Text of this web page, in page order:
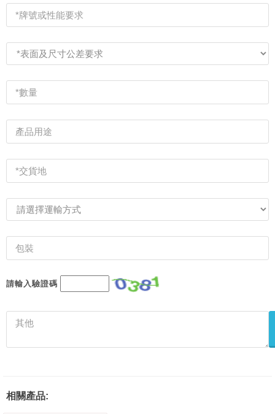
請輸入驗證碼
相關產品: